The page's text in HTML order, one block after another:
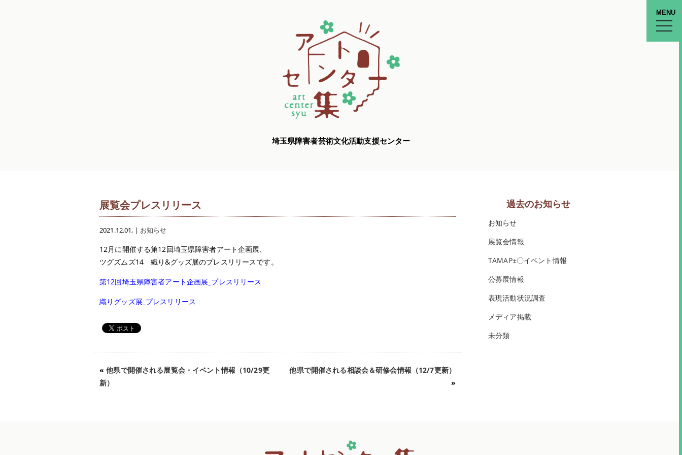
埼玉県障害者芸術文化活動支援センター
MENU
toggle
展覧会プレスリリース
2021.12.01, | お知らせ
12月に開催する第12回埼玉県障害者アート企画展、
ツグズムズ14 織り&グッズ展のプレスリリースです。
第12回埼玉県障害者アート企画展_プレスリリース
織りグッズ展_プレスリリース
«他県で開催される展覧会・イベント情報（10/29更
新）
他県で開催される相談会＆研修会情報（12/7更新）
»
過去のお知らせ
お知らせ
展覧会情報
TAMAP±〇イベント情報
公募展情報
表現活動状況調査
メディア掲載
未分類